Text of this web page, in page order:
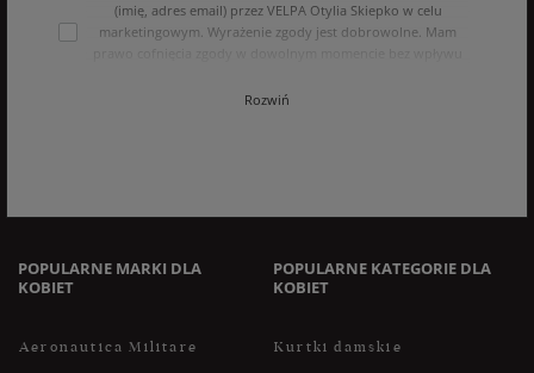
(imię, adres email) przez VELPA Otylia Skiepko w celu
marketingowym. Wyrażenie zgody jest dobrowolne. Mam
podstawie zgody przed jej cofnięciem. Mam prawo dostępu
Rozwiń
POPULARNE MARKI DLA
KOBIET
Aeronautica Militare
POPULARNE KATEGORIE DLA
KOBIET
Kurtki damskie